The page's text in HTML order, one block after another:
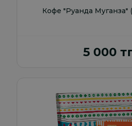
Кофе "Руанда Муганза"
5 000